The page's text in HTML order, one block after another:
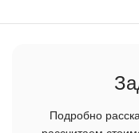
Подробно